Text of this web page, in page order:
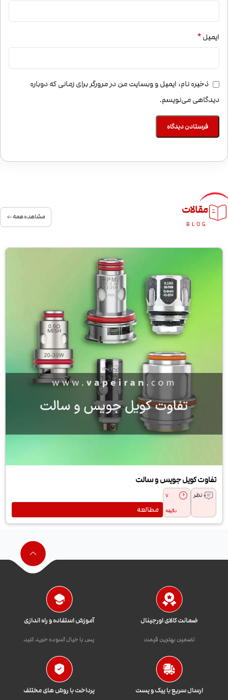
ایمیل*
ذخیره نام، ایمیل و وبسایت من در مرورگر برای زمانی که دوباره
دیدگاهی می‌نویسم.
مقالات
BLOG
مشاهده همه
تفاوت کویل جویس و سالت
0 نظر 7
دقیقه مطالعه
ضمانت کالای اورجینال
تضمین بهترین قیمت
آموزش استفاده و راه اندازی
پس با خیال آسوده خرید کنید
ارسال سریع با پیک و پست پرداخت با روش های مختلف